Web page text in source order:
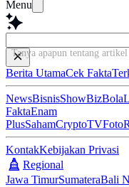
Menu
Tanya apapun tentang artikel
Berita UtamaCek Fakta
NewsBisnisShowBizBola
FaktaEnam
PlusSahamCryptoTVFoto
KontakKebijakan Privasi
Regional
Jawa TimurSumateraBali